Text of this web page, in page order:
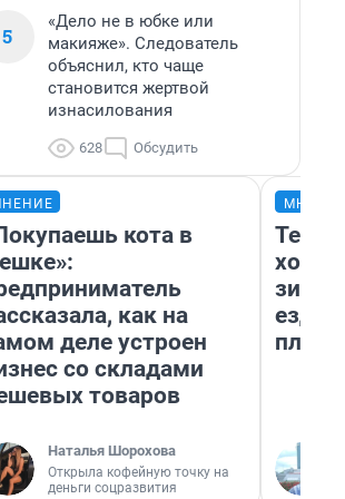
5
«Дело не в юбке или
макияже». Следователь
объяснил, кто чаще
становится жертвой
изнасилования
628 Обсудить
кота в
как на
деле устроен
со складами
товаров
Наталья Шорохова
Открыла кофейную точку на
деньги соцразвития
ездит